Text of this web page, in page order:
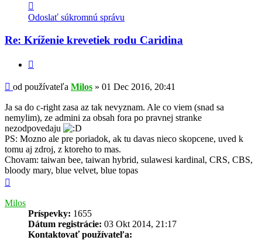
informácie
používateľa
Milos
Odoslať súkromnú správu
Re: Kríženie krevetiek rodu Caridina
Príspevok
od používateľa Milos » 01 Dec 2016, 20:41
Ja sa do c-right zasa az tak nevyznam. Ale co viem (snad sa
nemylim), ze admini za obsah fora po pravnej stranke
nezodpovedaju
PS: Mozno ale pre poriadok, ak tu davas nieco skopcene, uved k
tomu aj zdroj, z ktoreho to mas.
Chovam: taiwan bee, taiwan hybrid, sulawesi kardinal, CRS, CBS,
bloody mary, blue velvet, blue topas
Milos
Príspevky: 1655
Dátum registrácie: 03 Okt 2014, 21:17
Kontaktovať používateľa: